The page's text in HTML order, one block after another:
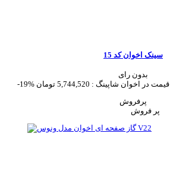
سینک اخوان کد 15
بدون رای
-19%
قیمت در اخوان شاپینگ : 5,744,520 تومان
پرفروش